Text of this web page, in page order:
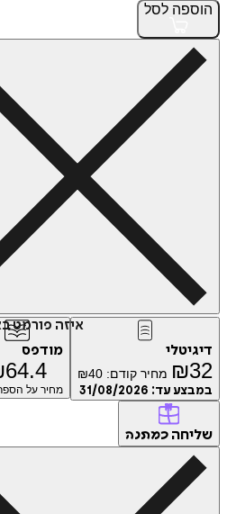
הוספה לסל
איזה פורמט
דיגיטלי
₪32 מחיר קודם: ₪40
במבצע עד: 31/08/2026
מודפס
64.4
מחיר על הספר:
שליחה כמתנה